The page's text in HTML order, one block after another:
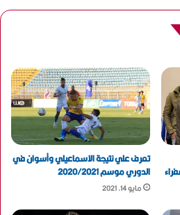
تعرف علي نتيجة الاسماعيلي وأسوان في
الدوري موسم 2020/2021
مايو 14, 2021